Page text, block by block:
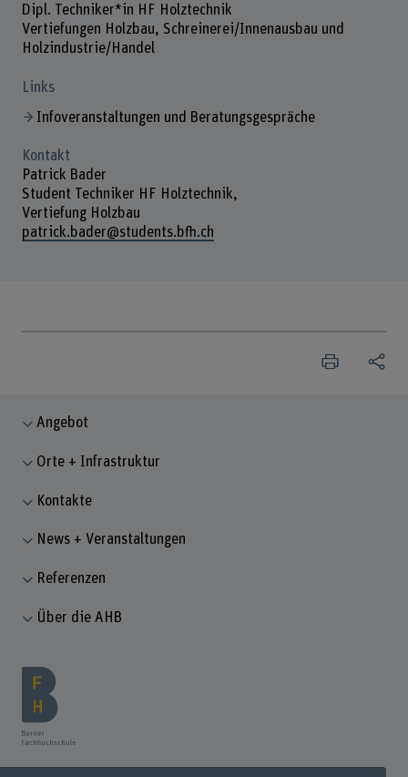
Dipl. Techniker*in HF Holztechnik
Vertiefungen Holzbau, Schreinerei/Innenausbau und
Holzindustrie/Handel
Links
Infoveranstaltungen und Beratungsgespräche
Kontakt
Patrick Bader
Student Techniker HF Holztechnik,
Vertiefung Holzbau
patrick.bader@students.bfh.ch
Angebot
Orte + Infrastruktur
Kontakte
News + Veranstaltungen
Referenzen
Über die AHB